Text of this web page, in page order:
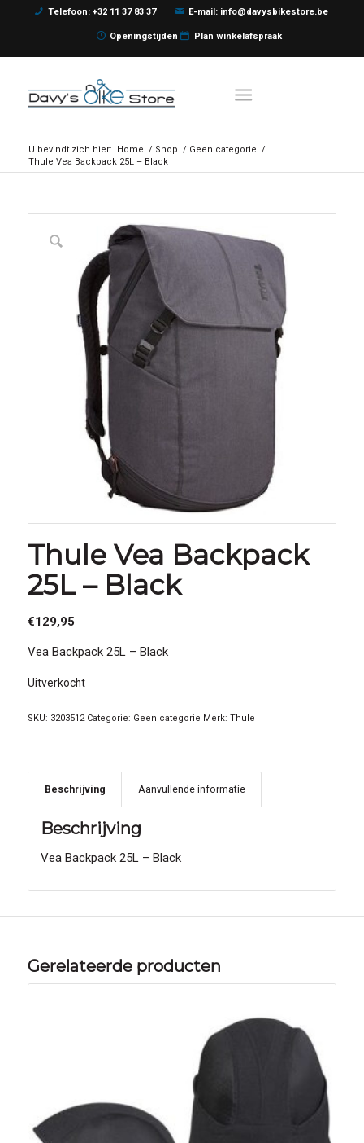
Telefoon: +32 11 37 83 37 E-mail: info@davysbikestore.be
Openingstijden Plan winkelafspraak
U bevindt zich hier: Home / Shop / Geen categorie /
Thule Vea Backpack 25L – Black
Thule Vea Backpack
25L – Black
€129,95
Vea Backpack 25L – Black
Uitverkocht
SKU: 3203512 Categorie: Geen categorie Merk: Thule
Beschrijving Aanvullende informatie
Beschrijving
Vea Backpack 25L – Black
Gerelateerde producten